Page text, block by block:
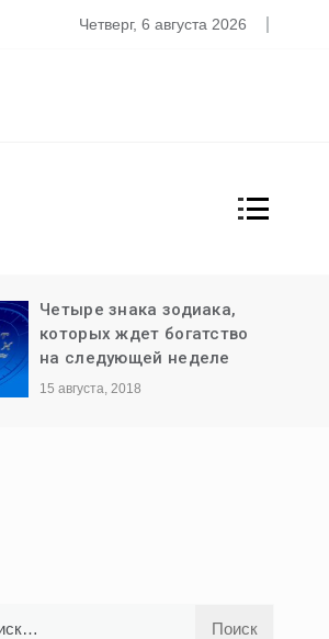
штамме коронавируса «Омикрон»
Четверг, 6 августа 2026
Четыре знака зодиака,
которых ждет богатство
на следующей неделе
15 августа, 2018